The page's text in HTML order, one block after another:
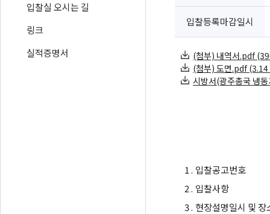
입찰실 오시는 길
링크
실적증명서
입찰등록마감일시
(첨부) 내역서.pdf
(첨부) 도면.pdf
시방서(광주총국 냉
1 . 입찰공고번호
2 . 입찰사항
3 . 현장설명일시 및 장